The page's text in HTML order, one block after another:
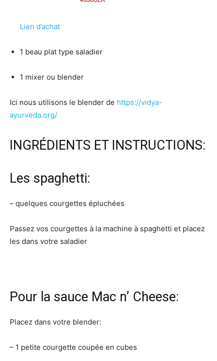
Lien d’achat
1 beau plat type saladier
1 mixer ou blender
Ici nous utilisons le blender de https://vidya-
ayurveda.org/
INGRÉDIENTS ET INSTRUCTIONS:
Les spaghetti:
– quelques courgettes épluchées
Passez vos courgettes à la machine à spaghetti et placez
les dans votre saladier
Pour la sauce Mac n’ Cheese:
Placez dans votre blender:
– 1 petite courgette coupée en cubes